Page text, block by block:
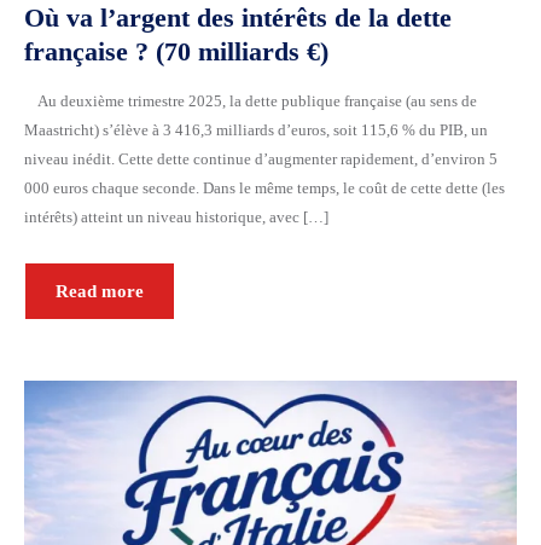
Où va l’argent des intérêts de la dette
française ? (70 milliards €)
Au deuxième trimestre 2025, la dette publique française (au sens de
Maastricht) s’élève à 3 416,3 milliards d’euros, soit 115,6 % du PIB, un
niveau inédit. Cette dette continue d’augmenter rapidement, d’environ 5
000 euros chaque seconde. Dans le même temps, le coût de cette dette (les
intérêts) atteint un niveau historique, avec […]
Read more